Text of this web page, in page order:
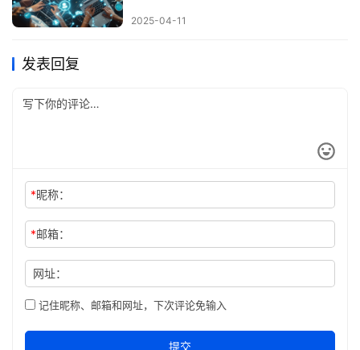
2025-04-11
发表回复
*昵称：
*邮箱：
网址：
记住昵称、邮箱和网址，下次评论免输入
提交